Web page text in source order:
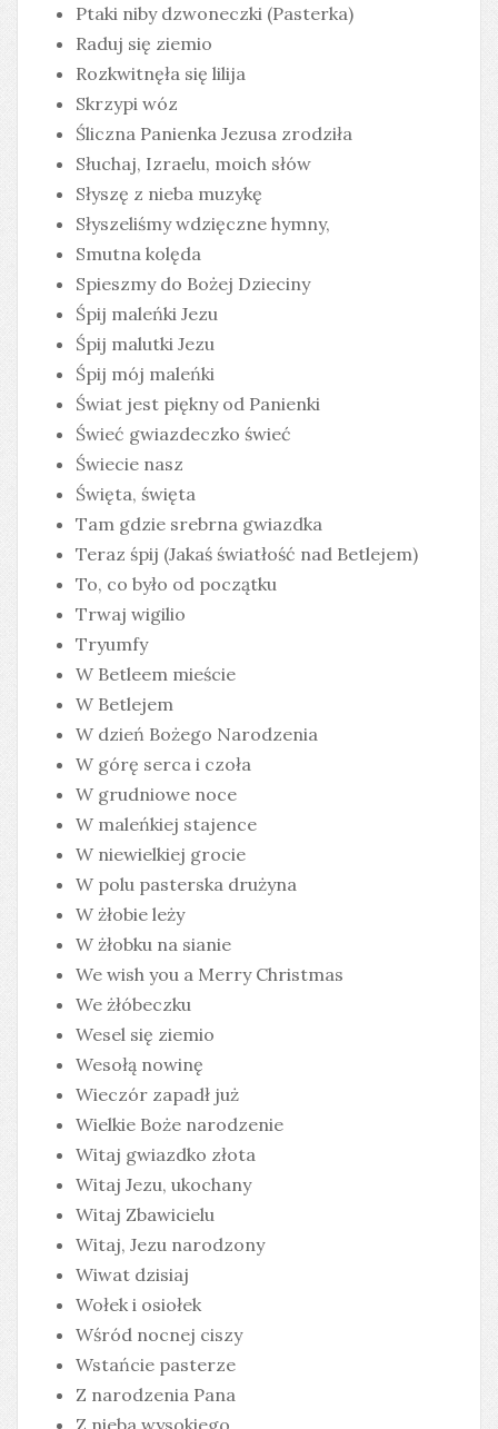
Ptaki niby dzwoneczki (Pasterka)
Raduj się ziemio
Rozkwitnęła się lilija
Skrzypi wóz
Śliczna Panienka Jezusa zrodziła
Słuchaj, Izraelu, moich słów
Słyszę z nieba muzykę
Słyszeliśmy wdzięczne hymny,
Smutna kolęda
Spieszmy do Bożej Dzieciny
Śpij maleńki Jezu
Śpij malutki Jezu
Śpij mój maleńki
Świat jest piękny od Panienki
Świeć gwiazdeczko świeć
Świecie nasz
Święta, święta
Tam gdzie srebrna gwiazdka
Teraz śpij (Jakaś światłość nad Betlejem)
To, co było od początku
Trwaj wigilio
Tryumfy
W Betleem mieście
W Betlejem
W dzień Bożego Narodzenia
W górę serca i czoła
W grudniowe noce
W maleńkiej stajence
W niewielkiej grocie
W polu pasterska drużyna
W żłobie leży
W żłobku na sianie
We wish you a Merry Christmas
We żłóbeczku
Wesel się ziemio
Wesołą nowinę
Wieczór zapadł już
Wielkie Boże narodzenie
Witaj gwiazdko złota
Witaj Jezu, ukochany
Witaj Zbawicielu
Witaj, Jezu narodzony
Wiwat dzisiaj
Wołek i osiołek
Wśród nocnej ciszy
Wstańcie pasterze
Z narodzenia Pana
Z nieba wysokiego